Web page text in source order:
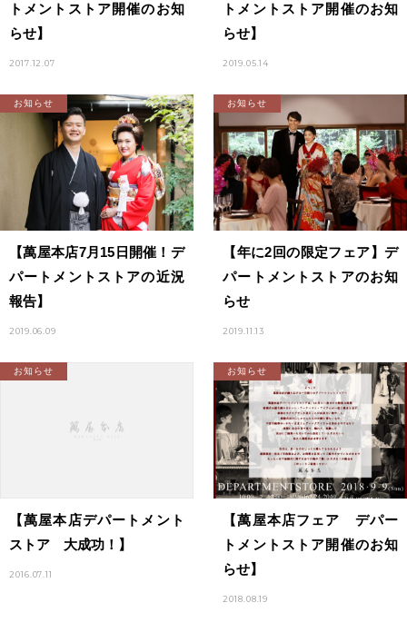
トメントストア開催のお知
らせ】
2017.12.07
トメントストア開催のお知
らせ】
2019.05.14
お知らせ
【萬屋本店7月15日開催！デ
パートメントストアの近況
報告】
2019.06.09
お知らせ
【年に2回の限定フェア】デ
パートメントストアのお知
らせ
2019.11.13
お知らせ
【萬屋本店デパートメント
ストア 大成功！】
2016.07.11
お知らせ
【萬屋本店フェア デパー
トメントストア開催のお知
らせ】
2018.08.19